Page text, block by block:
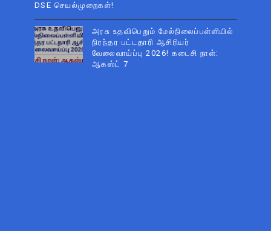
DSE செயல்முறைகள்!
அரசு உதவிபெறும் மேல்நிலைப்பள்ளியில்
நிரந்தர பட்டதாரி ஆசிரியர்
வேலைவாய்ப்பு 2026! கடைசி நாள்:
ஆகஸ்ட் 7